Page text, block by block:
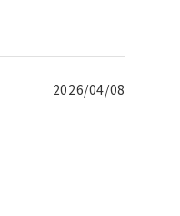
2026/04/08